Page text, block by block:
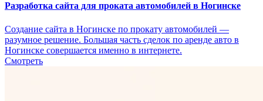
Разработка сайта для проката автомобилей в Ногинске
Создание сайта в Ногинске по прокату автомобилей —
разумное решение. Большая часть сделок по аренде авто в
Ногинске совершается именно в интернете.
Смотреть